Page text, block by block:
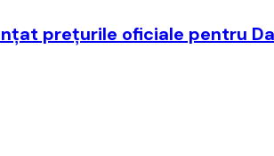
preţurile oficiale pentru